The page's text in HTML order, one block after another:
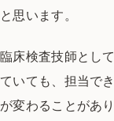
と思います。
臨床検査技師とし
ていても、担当で
が変わることがあ